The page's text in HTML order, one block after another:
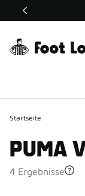
Dieser Link öffnet
Startseite
PUMA
4 Ergebnisse